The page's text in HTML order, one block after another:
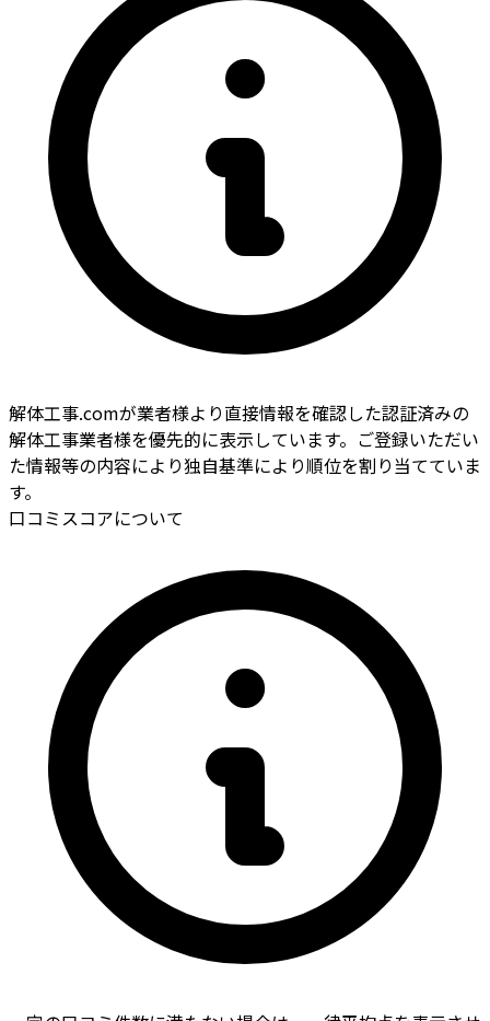
解体工事.comが業者様より直接情報を確認した認証済みの
解体工事業者様を優先的に表示しています。ご登録いただい
た情報等の内容により独自基準により順位を割り当てていま
す。
口コミスコアについて